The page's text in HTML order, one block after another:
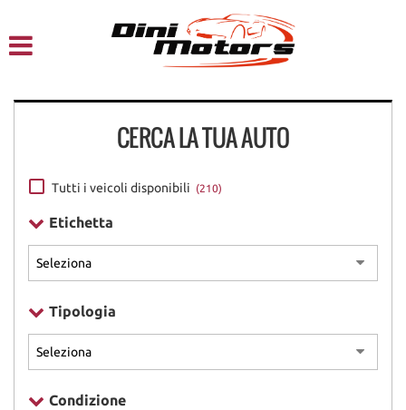
NOLEGGIO A BREVE TERMINE
ACQUISTIAMO USATO
ASSISTENZA
CERCA LA TUA AUTO
Tutti i veicoli disponibili (210)
Etichetta
Tipologia
Condizione